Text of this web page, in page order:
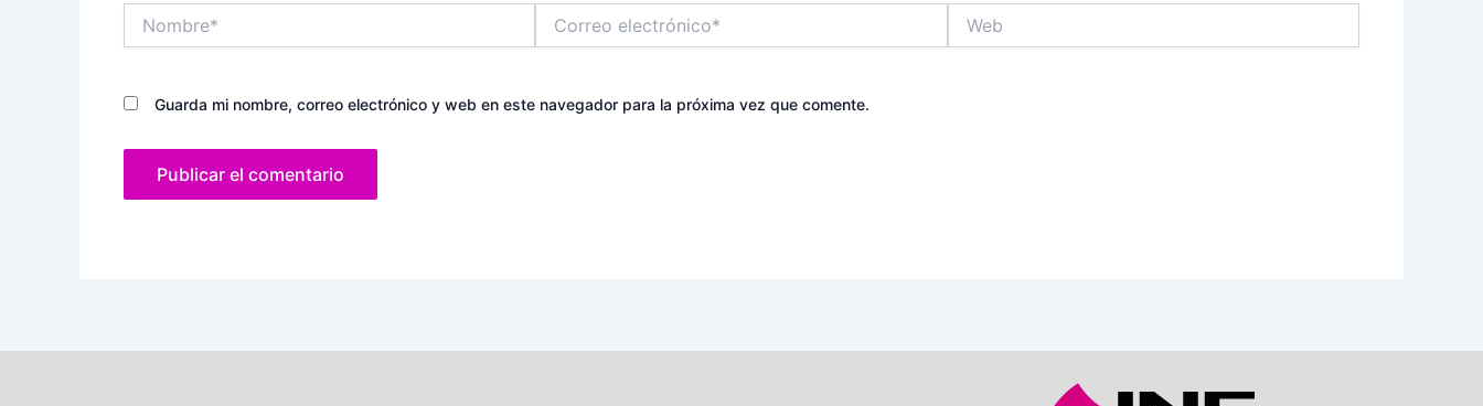
electrónico*
Guarda mi nombre, correo electrónico y web en este navegador para la próxima vez que comente.